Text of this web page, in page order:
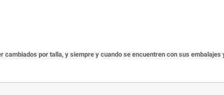
cambiados por talla, y siempre y cuando se encuentren con sus